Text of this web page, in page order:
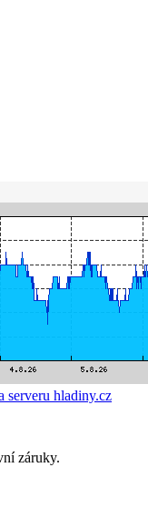
serveru hladiny.cz
záruky.